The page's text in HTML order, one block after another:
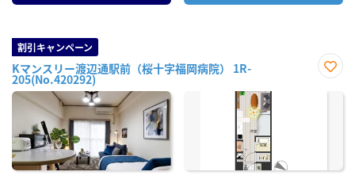
割引キャンペーン
Kマンスリー渡辺通駅前（桜十字福岡病院） 1R-
205(No.420292)
に入